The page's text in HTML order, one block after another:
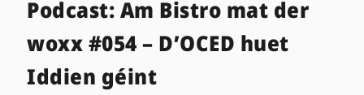
Podcast: Am Bistro mat der
woxx #054 – D’OCED huet
Iddien géint